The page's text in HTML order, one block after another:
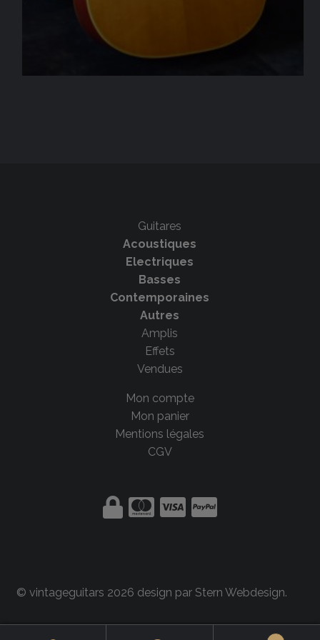
Guitares
Acoustiques
Electriques
Basses
Contemporaines
Autres
Amplis
Effets
Vendues
Mon compte
Mon panier
Mentions légales
CGV
© vintageguitars 2026 design par Stern Webdesign.